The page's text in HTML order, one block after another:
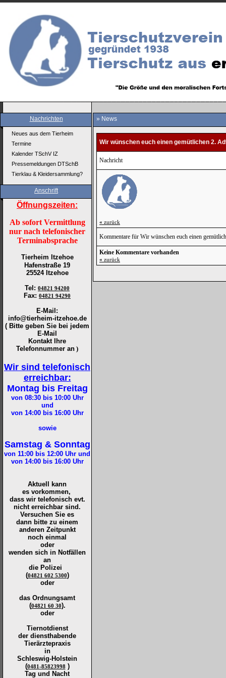
Nachrichten
Neues aus dem Tierheim
Termine
Kalender TSchV IZ
Pressemeldungen DTSchB
Tierklau & Kleidersammlung?
Anschrift
Öffnungszeiten:
Ab sofort Vermittlung
nur nach telefonischer
Terminabsprache
Tierheim Itzehoe
Hafenstraße 19
25524 Itzehoe
Tel : 04821 94200
Fax: 04821 94290
E-Mail:
info@tierheim-itzehoe.de
( Bitte geben Sie bei jedem
E-Mail
Kontakt Ihre
Telefonnummer an )
Wir sind telefonisch
erreichbar:
Montag bis Freitag
von 08:30 bis 10:00Uhr
und
von 14:00 bis 16:00Uhr
sowie
Samstag & Sonntag
von 11:00 bis 12:00 Uhr und
von 14:00 bis 16:00Uhr
Aktuell kann
es vorkommen,
dass wir telefonisch evt.
nicht erreichbar sind.
Versuchen Sie es
dann bitte zu einem
anderen Zeitpunkt
noch einmal
oder
wenden sich in Notfällen
an
die Polizei
(04821 602 5300)
oder
das Ordnungsamt
(04821 60 30).
oder
Tiernotdienst
der diensthabende
Tierärztepraxis
in
Schleswig-Holstein
(0481-85823998 )
Tag und Nacht
» News
Wir wünschen euch einen gemütlichen 2.
Nachricht
« zurück
Kommentare für Wir wünschen euch einen
Keine Kommentare vorhanden
« zurück